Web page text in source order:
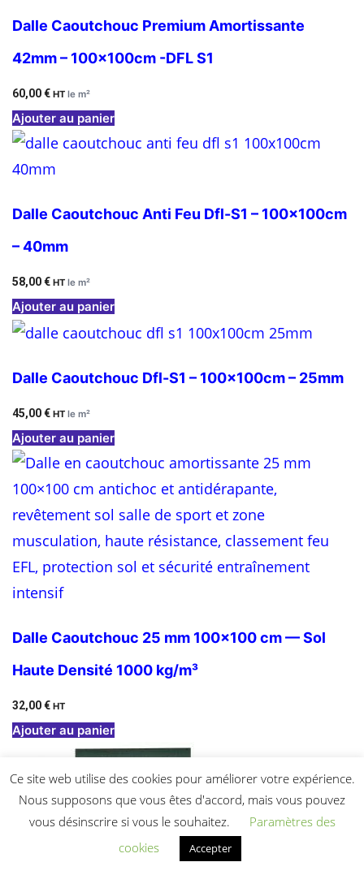
Dalle Caoutchouc Premium Amortissante
42mm – 100x100cm -DFL S1
60,00€ HT le m²
Ajouter au panier
Dalle Caoutchouc Anti Feu Dfl-S1 – 100x100cm
– 40mm
58,00€ HT le m²
Ajouter au panier
Dalle Caoutchouc Dfl-S1 – 100x100cm – 25mm
45,00€ HT le m²
Ajouter au panier
Dalle Caoutchouc 25 mm 100×100 cm — Sol
Haute Densité 1000 kg/m³
32,00€ HT
Ajouter au panier
Ce site web utilise des cookies pour améliorer votre expérience.
Nous supposons que vous êtes d'accord, mais vous pouvez
vous désinscrire si vous le souhaitez.
Paramètres des
cookies
Accepter